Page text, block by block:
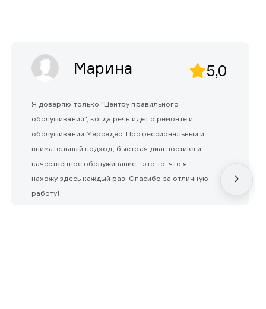
Марина 5,0
Я доверяю только "Центру правильного
обслуживания", когда речь идет о ремонте и
обслуживании Мерседес. Профессиональный и
внимательный подход, быстрая диагностика и
качественное обслуживание - это то, что я
нахожу здесь каждый раз. Спасибо за отличную
работу!